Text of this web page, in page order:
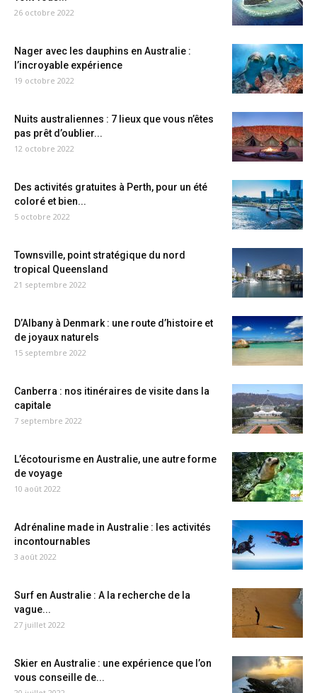
26 octobre 2022
Nager avec les dauphins en Australie :
l’incroyable expérience
19 octobre 2022
Nuits australiennes : 7 lieux que vous n’êtes
pas prêt d’oublier...
12 octobre 2022
Des activités gratuites à Perth, pour un été
coloré et bien...
5 octobre 2022
Townsville, point stratégique du nord
tropical Queensland
21 septembre 2022
D’Albany à Denmark : une route d’histoire et
de joyaux naturels
15 septembre 2022
Canberra : nos itinéraires de visite dans la
capitale
7 septembre 2022
L’écotourisme en Australie, une autre forme
de voyage
10 août 2022
Adrénaline made in Australie : les activités
incontournables
3 août 2022
Surf en Australie : A la recherche de la
vague...
27 juillet 2022
Skier en Australie : une expérience que l’on
vous conseille de...